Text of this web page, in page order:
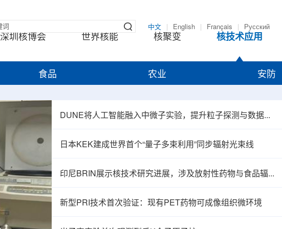
中文 English Français Русский
深圳核博会 世界核能 核聚变 核技术应用
食品 农业 安防
DUNE将人工智能融入中微子实验，提升粒子探测与数据处理能力
日本KEK建成世界首个“量子多束利用”同步辐射光束线
印尼BRIN展示核技术研究进展，涉及放射性药物与食品辐照应用
新型PRI技术首次验证：现有PET药物可成像组织微环境